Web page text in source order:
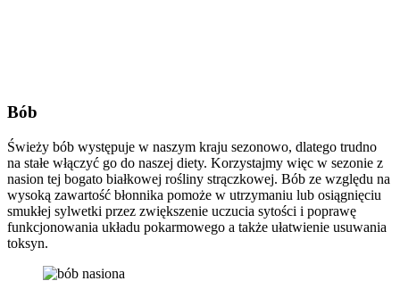
Bób
Świeży bób występuje w naszym kraju sezonowo, dlatego trudno
na stałe włączyć go do naszej diety. Korzystajmy więc w sezonie z
nasion tej bogato białkowej rośliny strączkowej. Bób ze względu na
wysoką zawartość błonnika pomoże w utrzymaniu lub osiągnięciu
smukłej sylwetki przez zwiększenie uczucia sytości i poprawę
funkcjonowania układu pokarmowego a także ułatwienie usuwania
toksyn.